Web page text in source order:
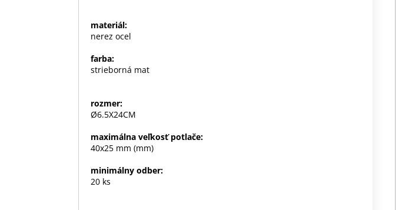
materiál:
nerez ocel
farba:
strieborná mat
rozmer:
Ø6.5X24CM
maximálna veľkosť potlače:
40x25 mm (mm)
minimálny odber:
20 ks